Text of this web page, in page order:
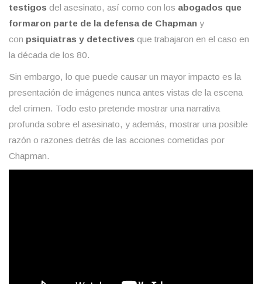
testigos del asesinato, así como con los abogados que
formaron parte de la defensa de Chapman y
con psiquiatras y detectives que trabajaron en el caso en
la década de los 80.
Sin embargo, lo que puede causar un mayor impacto es la
presentación de imágenes nunca antes vistas de la escena
del crimen. Todo esto pretende mostrar una narrativa
profunda sobre el asesinato, y además, mostrar una posible
razón o razones detrás de las acciones cometidas por
Chapman.